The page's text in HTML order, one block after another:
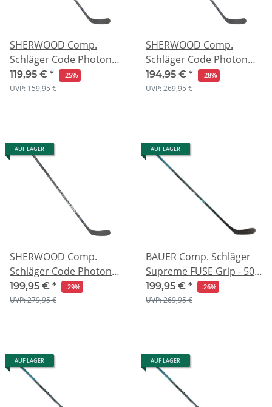
SHERWOOD Comp.
Schläger Code Photon
Pro - 44"
119,95 € * -25%
UVP: 159,95 €
SHERWOOD Comp.
Schläger Code Photon
Pro - 48"
194,95 € * -28%
UVP: 269,95 €
AUF LAGER
SHERWOOD Comp.
Schläger Code Photon
Pro - 52"
199,95 € * -29%
UVP: 279,95 €
AUF LAGER
BAUER Comp. Schläger
Supreme FUSE Grip - 50"
- Flex 30
199,95 € * -26%
UVP: 269,95 €
AUF LAGER AUF LAGER